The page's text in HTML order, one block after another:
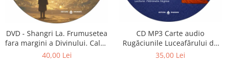
DVD - Shangri La. Frumusetea
fara margini a Divinului. Calea
catre fericire
40,00 Lei
CD MP3 Carte audio
Rugăciunile Luceafărului de
dimineață
35,00 Lei